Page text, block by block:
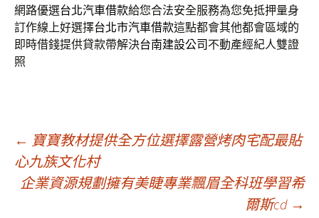
網路優選台北汽車借款給您合法安全服務為您免抵押量身
訂作線上好選擇台北市汽車借款這點都會其他都會區域的
即時借錢提供貸款帶解決台南建設公司 不動產經紀人雙證
照
文
章
← 寶寶教材提供全方位選擇露營烤肉宅配最貼
心九族文化村
企業資源規劃擁有美睫專業飄眉全科班學習希
爾斯cd →